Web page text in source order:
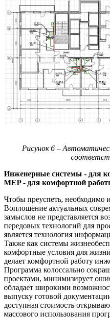
Рисунок 6 –
Инженерные системы - для
MEP - для комфортной
Чтобы преуспеть, необходимо
Воплощение актуальных
замыслов не представляется
передовых технологий для
является технология
Также как системы
комфортные условия для
делает комфортной работу
Программа колоссально
проектами, минимизирует
обладает широкими
выпуску готовой
доступная стоимость
массового использования